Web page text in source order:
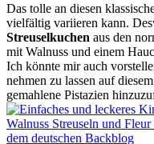
Das tolle an diesen
vielfältig variieren kann.
Streuselkuchen aus den
mit Walnuss und einem
Ich könnte mir auch
nehmen zu lassen auf
gemahlene Pistazien